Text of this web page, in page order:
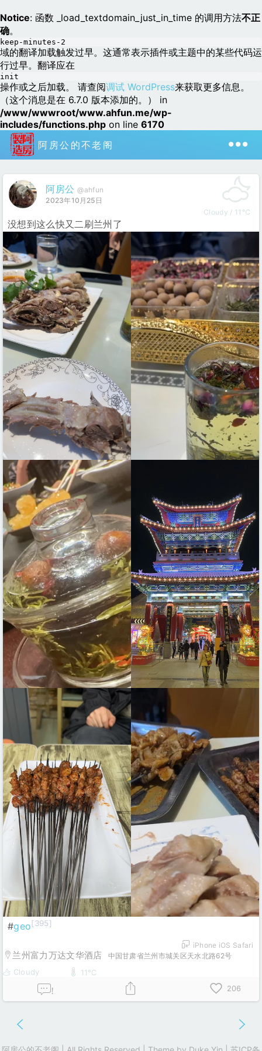
Notice: 函数 _load_textdomain_just_in_time 的调用方法不正
确。
keep-minutes-2
域的翻译加载触发过早。这通常表示插件或主题中的某些代码运
行过早。翻译应在
init
操作或之后加载。 请查阅调试 WordPress来获取更多信息。
（这个消息是在 6.7.0 版本添加的。） in
/www/wwwroot/www.ahfun.me/wp-
includes/functions.php on line 6170
阿房公的不老阁
阿房公 @ahfun
2023年10月25日
Cloudy / 11℃
没想到这么快又二刷兰州了
#geo[395]
iPhone iOS Safari
兰州富力万达文华酒店 中国甘肃省兰州市城关区天水北路62号
Cloudy
11℃
!
206